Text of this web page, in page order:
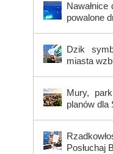
Nawałnice
powalone
Dzik
miasta
Mury,
planów dla
Posłuchaj